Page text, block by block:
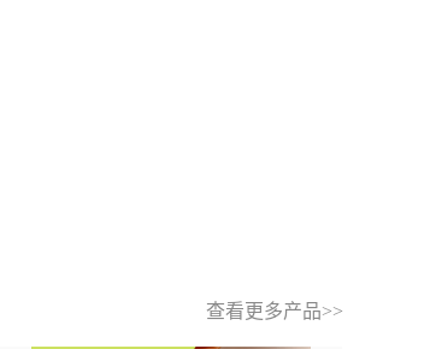
查看更多产品>>